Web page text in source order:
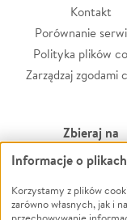
Kontakt
Porównanie
Polityka plików
Zarządzaj zgodami
Zbieraj na
Leczenie
Zwierzęta
Pożar
Informacje o
Korzystamy z plików
zarówno własnych, jak i